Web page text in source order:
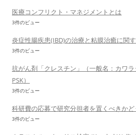
医療コンフリクト・マネジメントとは
3件のビュー
炎症性腸疾患(IBD)の治療と粘膜治癒に関
3件のビュー
抗がん剤「クレスチン」（一般名：カワラ
PSK）
3件のビュー
科研費の応募で研究分担者を置くべきか
3件のビュー